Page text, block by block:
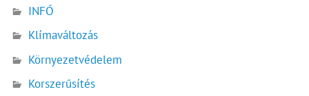
INFÓ
Klímaváltozás
Környezetvédelem
Korszerűsítés